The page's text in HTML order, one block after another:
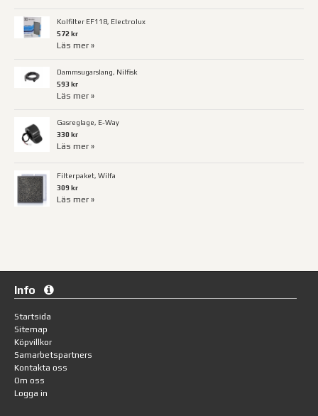
Kolfilter EF118, Electrolux
572 kr
Läs mer »
Dammsugarslang, Nilfisk
593 kr
Läs mer »
Gasreglage, E-Way
330 kr
Läs mer »
Filterpaket, Wilfa
309 kr
Läs mer »
Info
Startsida
Sitemap
Köpvillkor
Samarbetspartners
Kontakta oss
Om oss
Logga in